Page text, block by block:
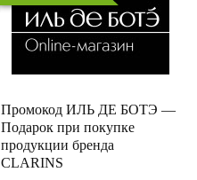
Промокод ИЛЬ ДЕ БОТЭ —
Подарок при покупке
продукции бренда
CLARINS